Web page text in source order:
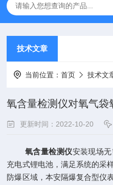
技术文章
当前位置：首页 技术文
氧含量检测仪对氧气袋
更新时间：2022-10-20
氧含量检测仪安装现场
充电式锂电池，满足系统的采
防爆区域，本安隔爆复合型仪